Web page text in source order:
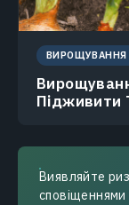
ВИРОЩУВАННЯ
Підживити
Виявляйте
сповіщеннями